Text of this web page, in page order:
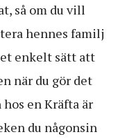
så om du vill
hennes familj
enkelt sätt att
när du gör det
en Kräfta är
du någonsin